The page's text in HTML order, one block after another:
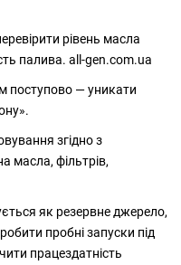
рівень масла
палива. all-gen.com.ua
поступово — уникати
згідно з
масла, фільтрів,
як резервне джерело,
пробні запуски під
працездатність